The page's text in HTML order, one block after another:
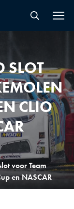
SLOT
CLIO
voor Team
en NASCAR